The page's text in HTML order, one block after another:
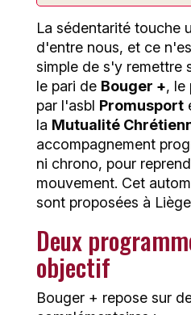
La sédentarité touche
d'entre nous, et ce
simple de s'y remettre
le pari de Bouger +, le
par l'asbl Promusport
la Mutualité
accompagnement
ni chrono, pour
mouvement. Cet
sont proposées à
Deux
objectif
Bouger + repose sur